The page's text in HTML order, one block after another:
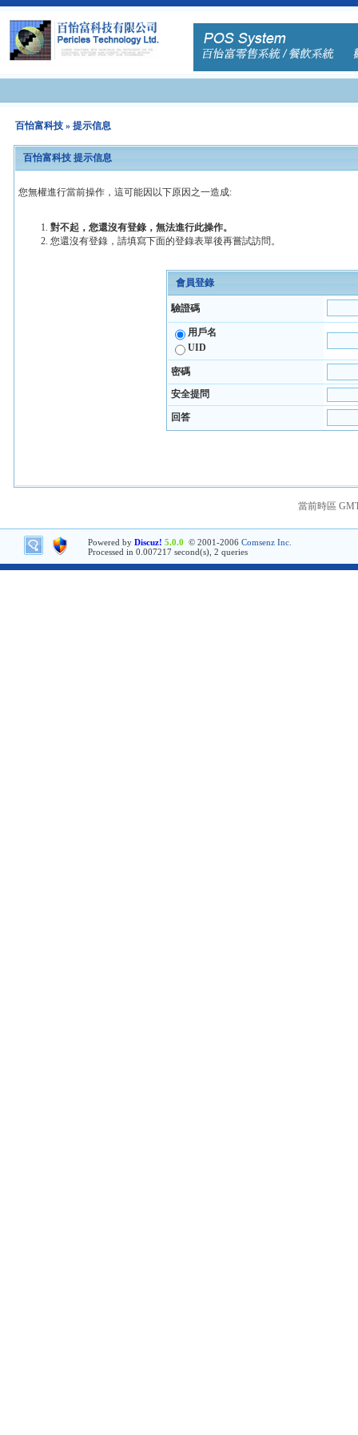
百怡富科技 » 提示信息
百怡富科技 提示信息
您無權進行當前操作，這可能因以下原因之一造成:
對不起，您還沒有登錄，無法進行此操作。
您還沒有登錄，請填寫下面的登錄表單後再嘗試訪問。
會員登錄
驗證碼
用戶名
UID
密碼
安全提問
回答
當前時區
Powered by Discuz! 5.0.0 © 2001-2006 Comsenz Inc.
Processed in 0.007217 second(s), 2 queries